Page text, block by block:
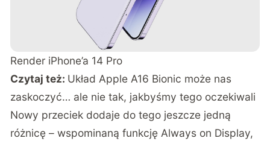
Render iPhone’a 14 Pro
Czytaj też: Układ Apple A16 Bionic może nas
zaskoczyć… ale nie tak, jakbyśmy tego oczekiwali
Nowy przeciek dodaje do tego jeszcze jedną
różnicę – wspominaną funkcję Always on Display,